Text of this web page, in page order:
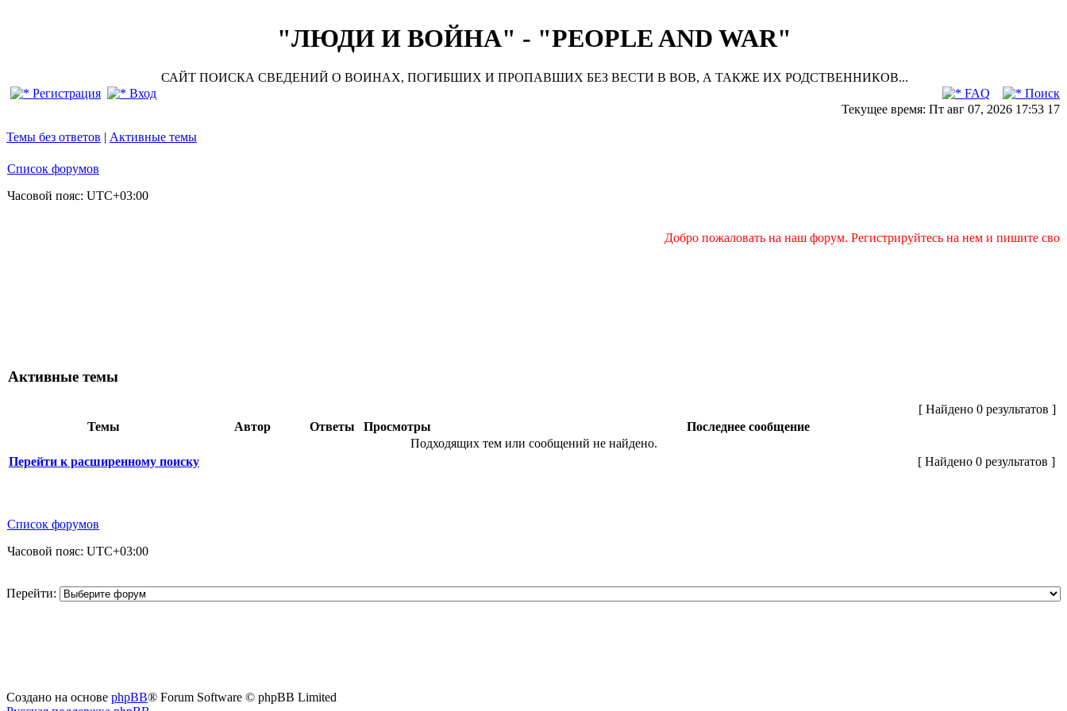
"ЛЮДИ И ВОЙНА" - "PEOPLE AND WAR"
САЙТ ПОИСКА СВЕДЕНИЙ О ВОИНАХ, ПОГИБШИХ И ПРОПАВШИХ БЕЗ ВЕСТИ В ВОВ, А ТАКЖЕ ИХ РОДСТВЕННИКОВ...
Регистрация
Вход FAQ
Поиск
Текущее время: Пт авг 07, 2026 17:53 17
Темы без ответов | Активные темы
Список форумов
Часовой пояс: UTC+03:00
Добро пожаловать на наш форум. Регистрируйтесь на нем и пишите
Активные темы
[ Найдено 0 результатов ]
Темы
Автор Ответы Просмотры
Последнее сообщение
Подходящих тем или сообщений не найдено.
Перейти к расширенному поиску
[ Найдено 0 результатов ]
Список форумов
Часовой пояс: UTC+03:00
Перейти:
Создано на основе phpBB® Forum Software © phpBB Limited